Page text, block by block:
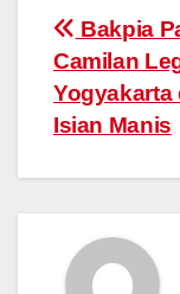
Post
Bakpia
Camilan
Yogyakarta
Isian Manis